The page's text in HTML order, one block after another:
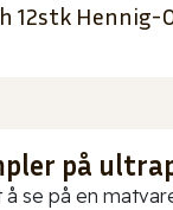
12stk Hennig-
på
se på en